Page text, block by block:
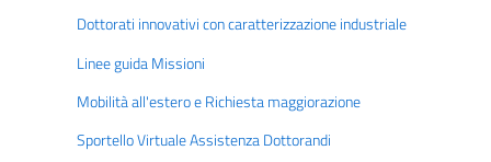
Dottorati innovativi con caratterizzazione industriale
Linee guida Missioni
Mobilità all'estero e Richiesta maggiorazione
Sportello Virtuale Assistenza Dottorandi